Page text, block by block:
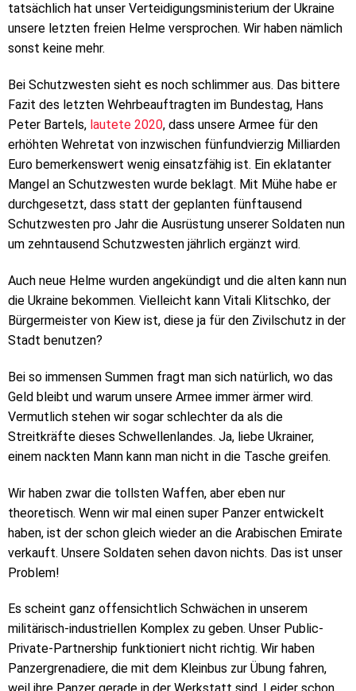
tatsächlich hat unser Verteidigungsministerium der Ukraine
unsere letzten freien Helme versprochen. Wir haben nämlich
sonst keine mehr.
Bei Schutzwesten sieht es noch schlimmer aus. Das bittere
Fazit des letzten Wehrbeauftragten im Bundestag, Hans
Peter Bartels, lautete 2020, dass unsere Armee für den
erhöhten Wehretat von inzwischen fünfundvierzig Milliarden
Euro bemerkenswert wenig einsatzfähig ist. Ein eklatanter
Mangel an Schutzwesten wurde beklagt. Mit Mühe habe er
durchgesetzt, dass statt der geplanten fünftausend
Schutzwesten pro Jahr die Ausrüstung unserer Soldaten nun
um zehntausend Schutzwesten jährlich ergänzt wird.
Auch neue Helme wurden angekündigt und die alten kann nun
die Ukraine bekommen. Vielleicht kann Vitali Klitschko, der
Bürgermeister von Kiew ist, diese ja für den Zivilschutz in der
Stadt benutzen?
Bei so immensen Summen fragt man sich natürlich, wo das
Geld bleibt und warum unsere Armee immer ärmer wird.
Vermutlich stehen wir sogar schlechter da als die
Streitkräfte dieses Schwellenlandes. Ja, liebe Ukrainer,
einem nackten Mann kann man nicht in die Tasche greifen.
Wir haben zwar die tollsten Waffen, aber eben nur
theoretisch. Wenn wir mal einen super Panzer entwickelt
haben, ist der schon gleich wieder an die Arabischen Emirate
verkauft. Unsere Soldaten sehen davon nichts. Das ist unser
Problem!
Es scheint ganz offensichtlich Schwächen in unserem
militärisch-industriellen Komplex zu geben. Unser Public-
Private-Partnership funktioniert nicht richtig. Wir haben
Panzergrenadiere, die mit dem Kleinbus zur Übung fahren,